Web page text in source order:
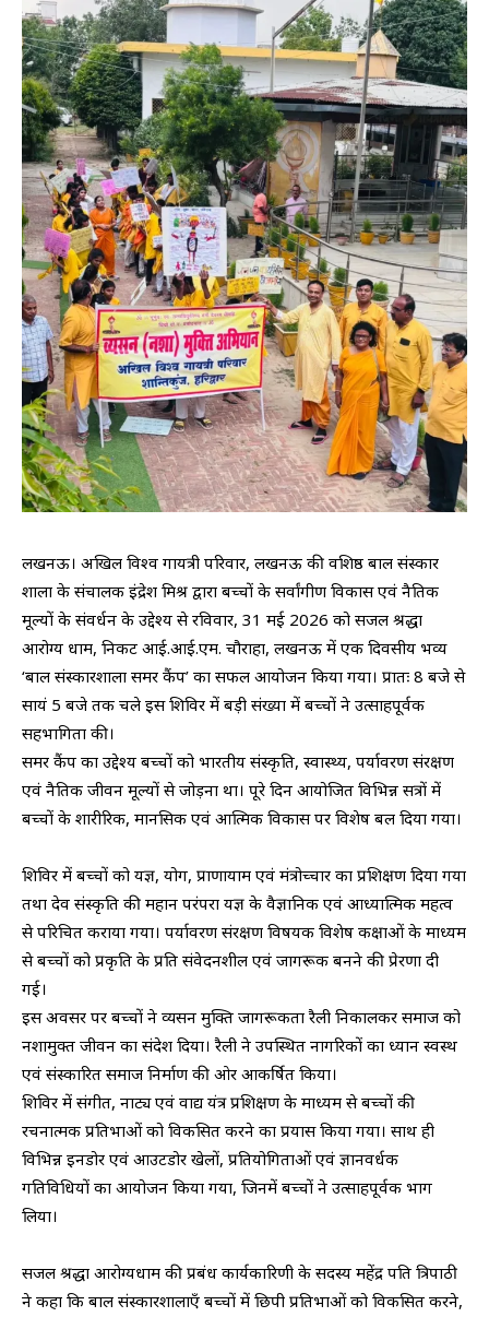
लखनऊ। अखिल विश्व गायत्री परिवार, लखनऊ की वशिष्ठ बाल संस्कार
शाला के संचालक इंद्रेश मिश्र द्वारा बच्चों के सर्वांगीण विकास एवं नैतिक
मूल्यों के संवर्धन के उद्देश्य से रविवार, 31 मई 2026 को सजल श्रद्धा
आरोग्य धाम, निकट आई.आई.एम. चौराहा, लखनऊ में एक दिवसीय भव्य
‘बाल संस्कारशाला समर कैंप’ का सफल आयोजन किया गया। प्रातः 8 बजे से
सायं 5 बजे तक चले इस शिविर में बड़ी संख्या में बच्चों ने उत्साहपूर्वक
सहभागिता की।
समर कैंप का उद्देश्य बच्चों को भारतीय संस्कृति, स्वास्थ्य, पर्यावरण संरक्षण
एवं नैतिक जीवन मूल्यों से जोड़ना था। पूरे दिन आयोजित विभिन्न सत्रों में
बच्चों के शारीरिक, मानसिक एवं आत्मिक विकास पर विशेष बल दिया गया।
शिविर में बच्चों को यज्ञ, योग, प्राणायाम एवं मंत्रोच्चार का प्रशिक्षण दिया गया
तथा देव संस्कृति की महान परंपरा यज्ञ के वैज्ञानिक एवं आध्यात्मिक महत्व
से परिचित कराया गया। पर्यावरण संरक्षण विषयक विशेष कक्षाओं के माध्यम
से बच्चों को प्रकृति के प्रति संवेदनशील एवं जागरूक बनने की प्रेरणा दी
गई।
इस अवसर पर बच्चों ने व्यसन मुक्ति जागरूकता रैली निकालकर समाज को
नशामुक्त जीवन का संदेश दिया। रैली ने उपस्थित नागरिकों का ध्यान स्वस्थ
एवं संस्कारित समाज निर्माण की ओर आकर्षित किया।
शिविर में संगीत, नाट्य एवं वाद्य यंत्र प्रशिक्षण के माध्यम से बच्चों की
रचनात्मक प्रतिभाओं को विकसित करने का प्रयास किया गया। साथ ही
विभिन्न इनडोर एवं आउटडोर खेलों, प्रतियोगिताओं एवं ज्ञानवर्धक
गतिविधियों का आयोजन किया गया, जिनमें बच्चों ने उत्साहपूर्वक भाग
लिया।
सजल श्रद्धा आरोग्यधाम की प्रबंध कार्यकारिणी के सदस्य महेंद्र पति त्रिपाठी
ने कहा कि बाल संस्कारशालाएँ बच्चों में छिपी प्रतिभाओं को विकसित करने,